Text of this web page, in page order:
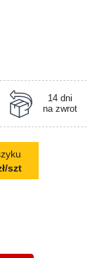
14 dni
na zwrot
szt